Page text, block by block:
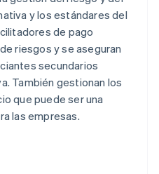
y los estándares del
de pago
riesgos y se aseguran
secundarios
También gestionan los
que puede ser una
las empresas.